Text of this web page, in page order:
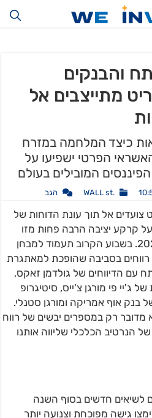
והבנקים
מתייצבים אל
כיצד המלחמה במזרח
הפרטי ישפיעו על
המובילים בעולם
.WALL st הגב
צועדים אל תוך עונת הדוחות של
קרקע יציבה הרבה פחות מזו
שעליה עמדו בראשית שנת 2026. בשבוע הקרוב תעמוד למבחן
רווחים בסביבה שהופכת למאתגרת
עם הדיווחים של גולדמן זאקס,
ג'יי פי מורגן צ'ייס, סיטיגרופ
של בנק אוף אמריקה ומורגן סטנלי.
מדובר רק במספרים יבשים של רווח
הנרטיב הכלכלי שליווה אותנו
לשיאים חדשים בסוף השנה
גישה מפוכחת וצנועה יותר